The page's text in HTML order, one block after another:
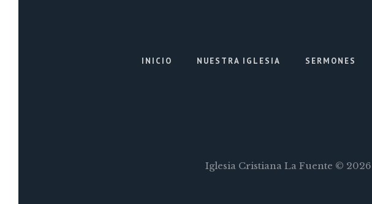
INICIO NUESTRA IGLESIA SERMONES
Iglesia Cristiana La Fuente ©